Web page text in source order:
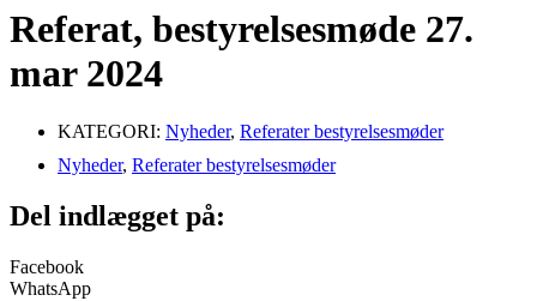
Referat, bestyrelsesmøde 27.
mar 2024
KATEGORI: Nyheder, Referater bestyrelsesmøder
Nyheder, Referater bestyrelsesmøder
Del indlægget på:
Facebook
WhatsApp